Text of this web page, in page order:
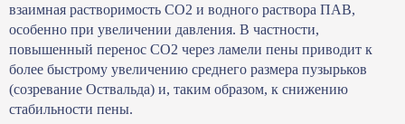
взаимная растворимость СО2 и водного раствора ПАВ,
особенно при увеличении давления. В частности,
повышенный перенос СО2 через ламели пены приводит к
более быстрому увеличению среднего размера пузырьков
(созревание Оствальда) и, таким образом, к снижению
стабильности пены.